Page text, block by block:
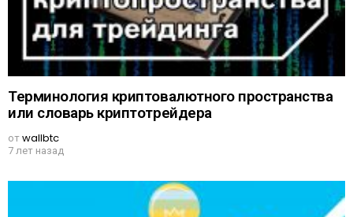
Терминология криптовалютного пространства
или словарь криптотрейдера
отwallbtc
7 лет назад